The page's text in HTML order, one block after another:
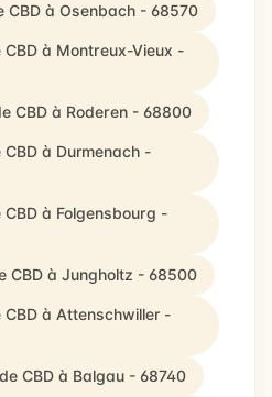
CBD à Osenbach - 68570
à Montreux-Vieux -
CBD à Roderen - 68800
à Durmenach -
à Folgensbourg -
CBD à Jungholtz - 68500
à Attenschwiller -
CBD à Balgau - 68740